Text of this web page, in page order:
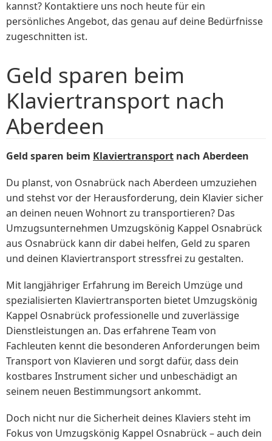
kannst? Kontaktiere uns noch heute für ein
persönliches Angebot, das genau auf deine Bedürfnisse
zugeschnitten ist.
Geld sparen beim
Klaviertransport nach
Aberdeen
Geld sparen beim Klaviertransport nach Aberdeen
Du planst, von Osnabrück nach Aberdeen umzuziehen
und stehst vor der Herausforderung, dein Klavier sicher
an deinen neuen Wohnort zu transportieren? Das
Umzugsunternehmen Umzugskönig Kappel Osnabrück
aus Osnabrück kann dir dabei helfen, Geld zu sparen
und deinen Klaviertransport stressfrei zu gestalten.
Mit langjähriger Erfahrung im Bereich Umzüge und
spezialisierten Klaviertransporten bietet Umzugskönig
Kappel Osnabrück professionelle und zuverlässige
Dienstleistungen an. Das erfahrene Team von
Fachleuten kennt die besonderen Anforderungen beim
Transport von Klavieren und sorgt dafür, dass dein
kostbares Instrument sicher und unbeschädigt an
seinem neuen Bestimmungsort ankommt.
Doch nicht nur die Sicherheit deines Klaviers steht im
Fokus von Umzugskönig Kappel Osnabrück – auch dein